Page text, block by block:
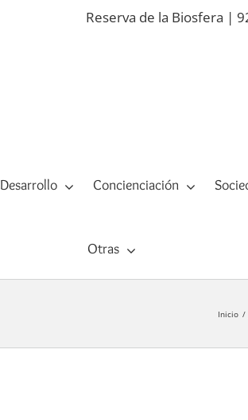
Reserva de la Biosfera |
Desarrollo Concienciación
Otras
Inicio